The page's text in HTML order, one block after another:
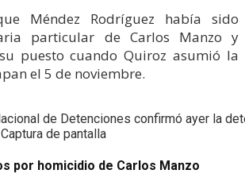
Méndez Rodríguez había sido
particular de Carlos Manzo y
puesto cuando Quiroz asumió la
el 5 de noviembre.
de Detenciones confirmó ayer la
de pantalla
por homicidio de Carlos Manzo